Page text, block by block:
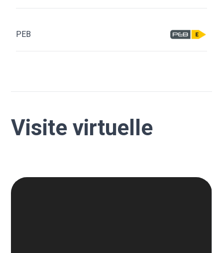
PEB
Visite virtuelle